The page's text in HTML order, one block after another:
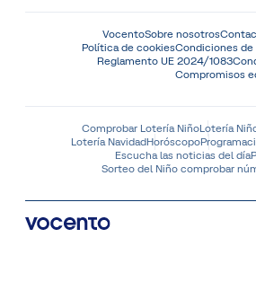
VocentoSobre nosotros
Política de cookiesCondiciones de
Reglamento UE 2024/1083
Compromisos
Comprobar Lotería NiñoLotería
Lotería NavidadHoróscopo
Escucha las noticias del día
Sorteo del Niño comprobar